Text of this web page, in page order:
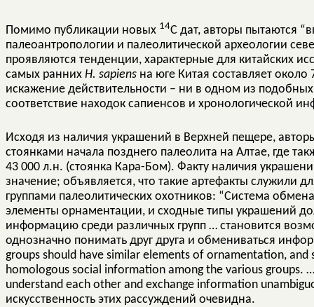
Помимо публикации новых 14С дат, авторы пытаются
палеоантропологии и палеолитической археологии
проявляются тенденции, характерные для китайских
самых ранних H. sapiens на юге Китая составляет
искажение действительности – ни в одном из
соответствие находок сапиенсов и хронологической
Исходя из наличия украшений в Верхней пещере,
стоянками начала позднего палеолита на Алтае, где
43 000 л.н. (стоянка Кара-Бом). Факту наличия
значение; объявляется, что такие артефакты
группами палеолитических охотников: “Система
элементы орнаментации, и сходные типы украшений
информацию среди различных групп … становится
однозначно понимать друг друга и обмениваться
groups should have similar elements of ornamentation,
homologous social information among the various groups.
understand each other and exchange information
искусственность этих рассуждений очевидна.